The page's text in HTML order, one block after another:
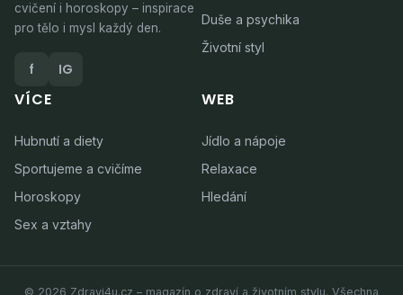
cvičení i horoskopy – inspirace
pro tělo i mysl každý den.
f IG
Duše a psychika
Životní styl
VÍCE
Hubnutí a diety
Sportujeme a cvičíme
Horoskopy
Sex a vztahy
WEB
Jídlo a nápoje
Relaxace
Hledání
© 2026 Zdravi4u.cz – magazín o zdraví a životním stylu. Všechna